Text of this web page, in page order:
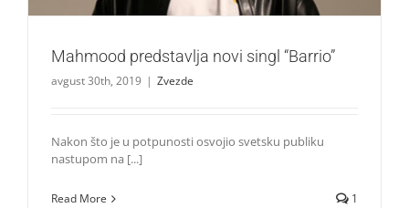
Mahmood predstavlja novi singl “Barrio”
avgust 30th, 2019 | Zvezde
Nakon što je u potpunosti osvojio svetsku publiku
nastupom na [...]
Read More 1